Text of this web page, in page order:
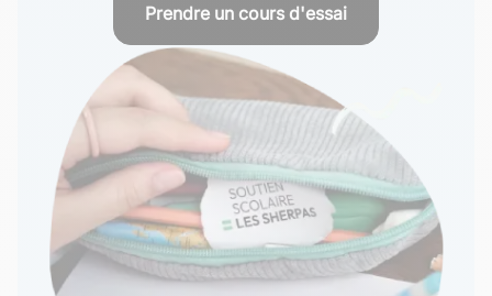
Prendre un cours d'essai